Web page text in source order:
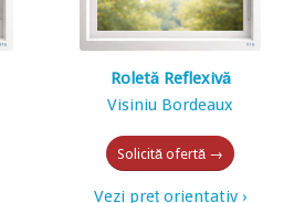
Roletă Reflexivă
Visiniu Bordeaux
Solicită ofertă →
Vezi preț orientativ ›